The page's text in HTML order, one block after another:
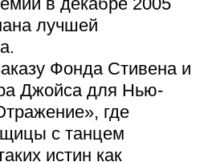
лучшей
Фонда Стивена и
Джойса для Нью-
где
с танцем
истин как